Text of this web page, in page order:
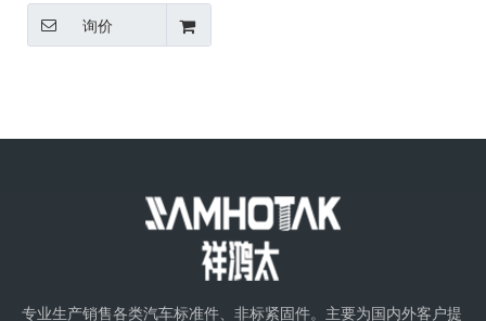
询价
专业生产销售各类汽车标准件、非标紧固件。主要为国内外客户提